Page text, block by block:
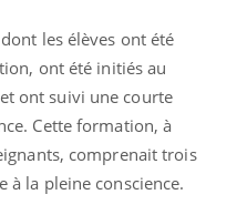
les élèves ont été
ont été initiés au
ont suivi une courte
Cette formation, à
comprenait trois
à la pleine conscience.